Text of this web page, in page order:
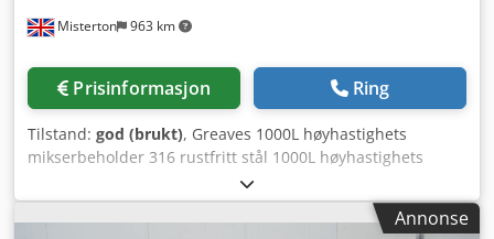
Misterton 963 km
Prisinformasjon Ring
Tilstand: god (brukt), Greaves 1000L høyhastighets
mikserbeholder 316 rustfritt stål 1000L høyhastighets
mikserbeholdere, sideinspeksjonsluker for vedlikehold av
skjæreenheten, 13 kW motorer, skjæreenhet overhalt i
2017, nivåføler, 50 mm utløpsrør, 3-fas Djdpfxoulz HasAnnonse